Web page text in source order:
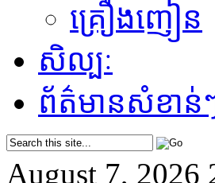
គ្រឿងញៀន
សិល្បៈ
ព័ត៌មាន​សំខាន់
August 7, 2026